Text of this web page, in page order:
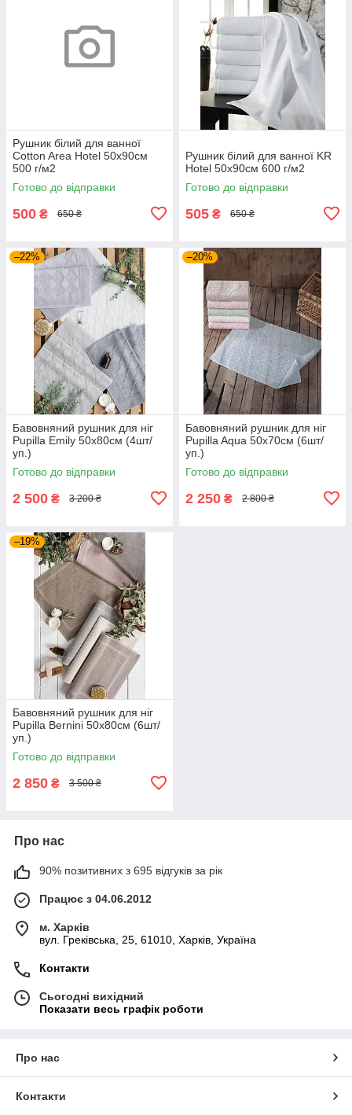
Рушник білий для ванної
Cotton Area Hotel 50х90см
500 г/м2
Готово до відправки
500 ₴ 650 ₴
Рушник білий для ванної KR
Hotel 50х90см 600 г/м2
Готово до відправки
505 ₴ 650 ₴
–22%
Бавовняний рушник для ніг
Pupilla Emily 50х80см (4шт/
уп.)
Готово до відправки
2 500 ₴ 3 200 ₴
–20%
Бавовняний рушник для ніг
Pupilla Aqua 50х70см (6шт/
уп.)
Готово до відправки
2 250 ₴ 2 800 ₴
–19%
Бавовняний рушник для ніг
Pupilla Bernini 50х80см (6шт/
уп.)
Готово до відправки
2 850 ₴ 3 500 ₴
Про нас
90% позитивних з 695 відгуків за рік
Працює з 04.06.2012
м. Харків
вул. Греківська, 25, 61010, Харків, Україна
Контакти
Сьогодні вихідний
Показати весь графік роботи
Про нас
Контакти